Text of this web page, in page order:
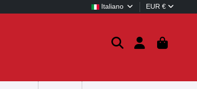
Italiano EUR €